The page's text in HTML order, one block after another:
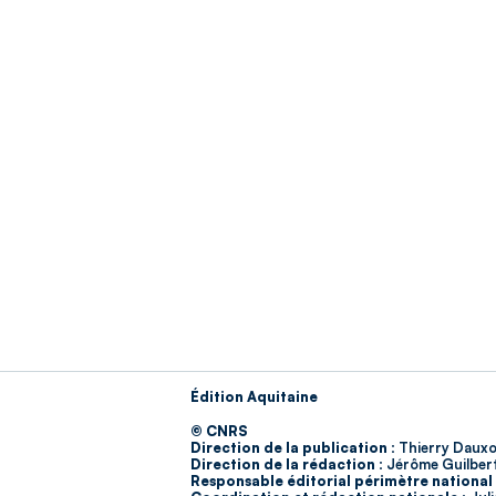
Édition Aquitaine
© CNRS
Direction de la publication : Thierry
Direction de la rédaction : Jérôme
Responsable éditorial périmètre national